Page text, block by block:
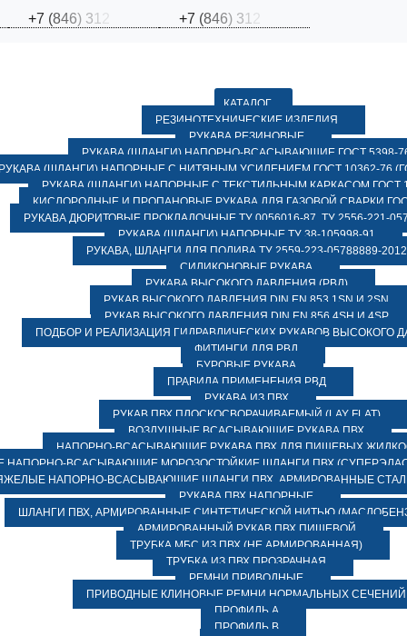
+7 (846) 31 +7 (846) 31
КАТАЛОГ
РЕЗИНОТЕХНИЧЕСКИЕ ИЗДЕЛИЯ
РУКАВА РЕЗИНОВЫЕ
РУКАВА (ШЛАНГИ) НАПОРНО-ВСАСЫВАЮЩИЕ ГОСТ 5398-
(ШЛАНГИ) НАПОРНЫЕ С НИТЯНЫМ УСИЛЕНИЕМ ГОСТ 10362-76
РУКАВА (ШЛАНГИ) НАПОРНЫЕ С ТЕКСТИЛЬНЫМ КАРКАСОМ ГОСТ
КИСЛОРОДНЫЕ И ПРОПАНОВЫЕ РУКАВА ДЛЯ ГАЗОВОЙ СВАРКИ
РУКАВА ДЮРИТОВЫЕ ПРОКЛАДОЧНЫЕ ТУ 0056016-87, ТУ 2556-221-
РУКАВА (ШЛАНГИ) НАПОРНЫЕ ТУ 38-105998-91
РУКАВА, ШЛАНГИ ДЛЯ ПОЛИВА ТУ 2559-223-05788889-2012
СИЛИКОНОВЫЕ РУКАВА
РУКАВА ВЫСОКОГО ДАВЛЕНИЯ (РВД)
РУКАВ ВЫСОКОГО ДАВЛЕНИЯ DIN EN 853 1SN И 2SN
РУКАВ ВЫСОКОГО ДАВЛЕНИЯ DIN EN 856 4SH И 4SP
ПОДБОР И РЕАЛИЗАЦИЯ ГИДРАВЛИЧЕСКИХ РУКАВОВ ВЫСОКОГО
ФИТИНГИ ДЛЯ РВД
БУРОВЫЕ РУКАВА
ПРАВИЛА ПРИМЕНЕНИЯ РВД
РУКАВА ИЗ ПВХ
РУКАВ ПВХ ПЛОСКОСВОРАЧИВАЕМЫЙ (LAY FLAT)
ВОЗДУШНЫЕ ВСАСЫВАЮЩИЕ РУКАВА ПВХ
НАПОРНО-ВСАСЫВАЮЩИЕ РУКАВА ПВХ ДЛЯ ПИЩЕВЫХ
НАПОРНО-ВСАСЫВАЮЩИЕ МОРОЗОСТОЙКИЕ ШЛАНГИ ПВХ
НАПОРНО-ВСАСЫВАЮЩИЕ ШЛАНГИ ПВХ, АРМИРОВАННЫЕ
РУКАВА ПВХ НАПОРНЫЕ
ШЛАНГИ ПВХ, АРМИРОВАННЫЕ СИНТЕТИЧЕСКОЙ НИТЬЮ
АРМИРОВАННЫЙ РУКАВ ПВХ ПИЩЕВОЙ
ТРУБКА МБС ИЗ ПВХ (НЕ АРМИРОВАННАЯ)
ТРУБКА ИЗ ПВХ ПРОЗРАЧНАЯ
РЕМНИ ПРИВОДНЫЕ
ПРИВОДНЫЕ КЛИНОВЫЕ РЕМНИ НОРМАЛЬНЫХ СЕЧЕНИЙ
ПРОФИЛЬ A
ПРОФИЛЬ B